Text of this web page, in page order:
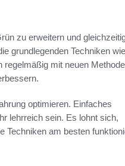
zu erweitern und
grundlegenden Techniken wie
mit neuen
optimieren. Einfaches
lehrreich sein. Es lohnt sich,
Techniken am besten